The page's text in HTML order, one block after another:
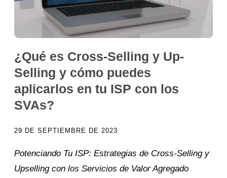
¿Qué es Cross-Selling y Up-
Selling y cómo puedes
aplicarlos en tu ISP con los
SVAs?
29 DE SEPTIEMBRE DE 2023
Potenciando Tu ISP: Estrategias de Cross-Selling y
Upselling con los Servicios de Valor Agregado